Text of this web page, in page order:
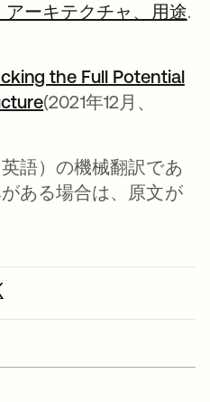
ーキテクチャ、用途.
the Full Potential
新しいタブで開く
(2021年12月、
英語）の機械翻訳であ
ある場合は、原文が